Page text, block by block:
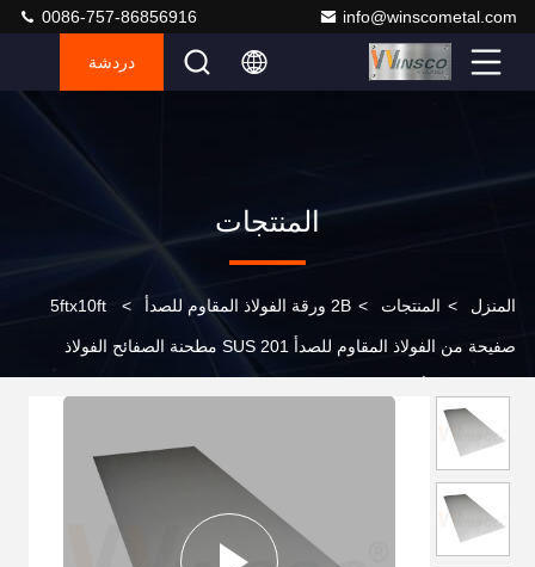
info@winscometal.com
0086-757-86856916
دردشة
المنتجات
المنزل > المنتجات > 2B ورقة الفولاذ المقاوم للصدأ >
5ftx10ft
صفيحة من الفولاذ المقاوم للصدأ SUS 201 مطحنة الصفائح الفولاذ